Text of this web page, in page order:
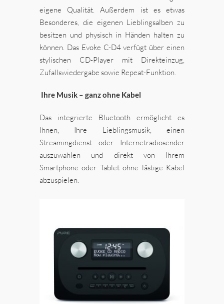
eigene Qualität. Außerdem ist es etwas
Besonderes, die eigenen Lieblingsalben zu
besitzen und physisch in Händen halten zu
können. Das Evoke C-D4 verfügt über einen
stylischen CD-Player mit Direkteinzug,
Zufallswiedergabe sowie Repeat-Funktion.
Ihre Musik – ganz ohne Kabel
Das integrierte Bluetooth ermöglicht es
Ihnen, Ihre Lieblingsmusik, einen
Streamingdienst oder Internetradiosender
auszuwählen und direkt von Ihrem
Smartphone oder Tablet ohne lästige Kabel
abzuspielen.